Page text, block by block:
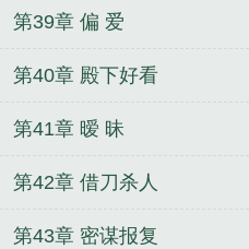
第39章 偏 爱
第40章 殿下好看
第41章 暧 昧
第42章 借刀杀人
第43章 密谋报复